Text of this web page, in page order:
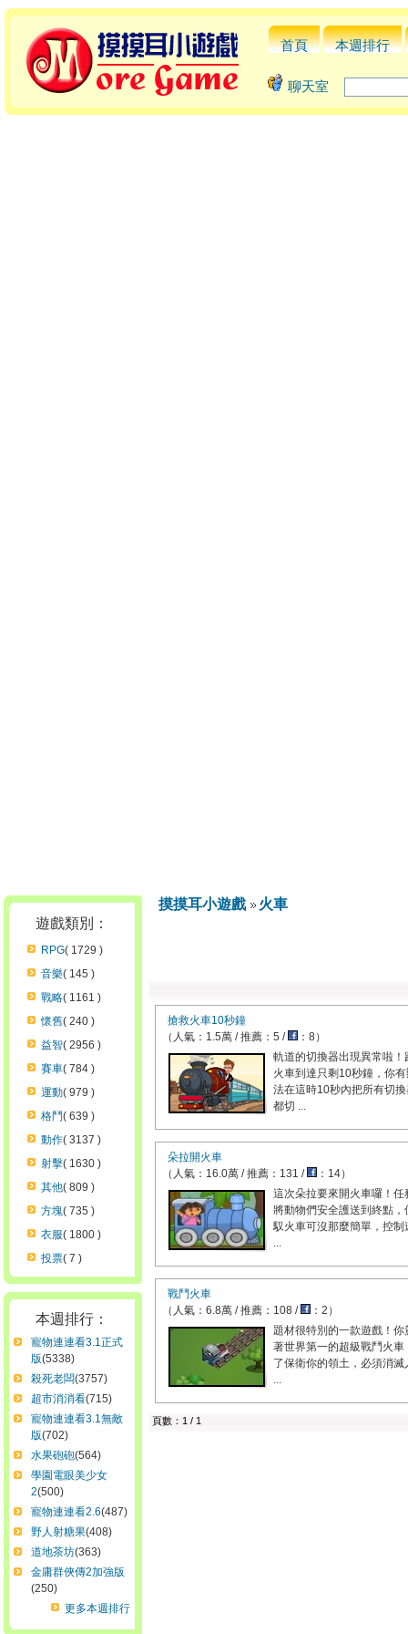
首頁 本週排行
聊天室
遊戲類別：
RPG( 1729 )
音樂( 145 )
戰略( 1161 )
懷舊( 240 )
益智( 2956 )
賽車( 784 )
運動( 979 )
格鬥( 639 )
動作( 3137 )
射擊( 1630 )
其他( 809 )
方塊( 735 )
衣服( 1800 )
投票( 7 )
本週排行：
寵物連連看3.1正式
版(5338)
殺死老闆(3757)
超市消消看(715)
寵物連連看3.1無敵
版(702)
水果砲砲(564)
學園電眼美少女
2(500)
寵物連連看2.6(487)
野人射糖果(408)
道地茶坊(363)
金庸群俠傳2加強版
(250)
更多本週排行
摸摸耳小遊戲 火車
搶救火車10秒鐘
（人氣：1.5萬 / 推薦：5 /
：8）
軌道的切換器出現異常啦！
火車到達只剩10秒鐘，你
法在這時10秒內把所有切換
都切 ...
朵拉開火車
（人氣：16.0萬 / 推薦：131 /
：14）
這次朵拉要來開火車囉！任
將動物們安全護送到終點，
馭火車可沒那麼簡單，控制
...
戰鬥火車
（人氣：6.8萬 / 推薦：108 /
：2）
題材很特別的一款遊戲！你
著世界第一的超級戰鬥火車
了保衛你的領土，必須消滅
頁數：1 / 1